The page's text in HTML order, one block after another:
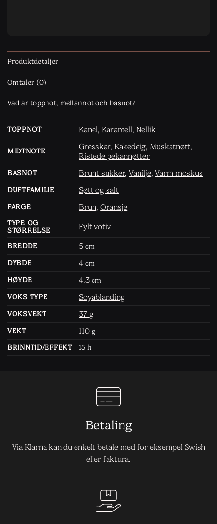
Produktdetaljer
Omtaler (0)
Vad är toppnot, mellannot och basnot?
TOPPNOT Kanel, Karamell, Nellik
MIDTNOTE
Gresskar, Kakedeig, Muskatnøtt,
Ristede pekannøtter
BASNOT Brunt sukker,Vanilje,Varm moskus
DUFTFAMILIE Søtt og salt
FARGE Brun,Oransje
TYPE OG
STØRRELSE
Fylt votiv
BREDDE 5 cm
DYBDE
4 cm
HØYDE
4.3 cm
VOKS TYPE
Soyablanding
VOKSVEKT 37 g
VEKT 110 g
BRINNTID/EFFEKT
15 h
Betaling
Via Klarna kan du enkelt betale med for eksempel Swish
eller faktura.